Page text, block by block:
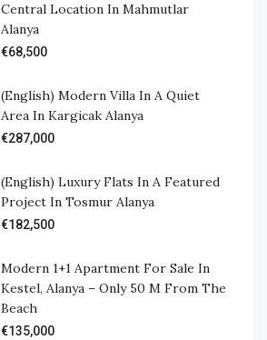
Central Location In Mahmutlar
Alanya
€68,500
(English) Modern Villa In A Quiet
Area In Kargicak Alanya
€287,000
(English) Luxury Flats In A Featured
Project In Tosmur Alanya
€182,500
Modern 1+1 Apartment For Sale In
Kestel, Alanya – Only 50 M From The
Beach
€135,000